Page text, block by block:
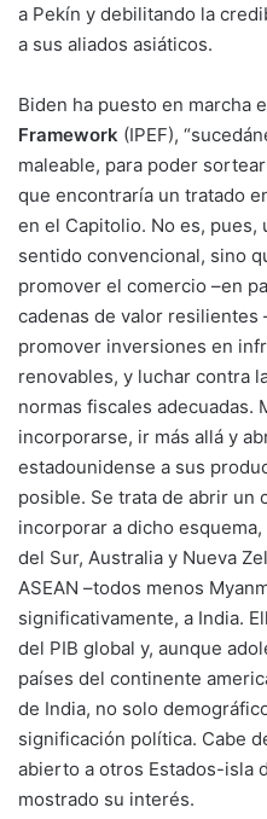
a Pekín y debilitando la
a sus aliados asiáticos.
Biden ha puesto en marcha
Framework (IPEF),
maleable, para poder
que encontraría un tratado
en el Capitolio. No es, pues,
sentido convencional, sino
promover el comercio –en
cadenas de valor resilientes
promover inversiones en
renovables, y luchar contra
normas fiscales adecuadas.
incorporarse, ir más allá y
estadounidense a sus
posible. Se trata de abrir un
incorporar a dicho
del Sur, Australia y Nueva
ASEAN –todos menos
significativamente, a India.
del PIB global y, aunque
países del continente
de India, no solo
significación política. Cabe
abierto a otros Estados-isla
mostrado su interés.